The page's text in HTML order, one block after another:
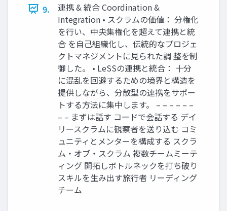
9.
連携 & 統合 Coordination &
Integration • スクラムの価値： 分権化
を行い、中央集権化を超えて連携と統
合 を自己組織化し、伝統的なプロジェ
クトマネジメントに見られた調 整を制
御した。 • LeSSの連携と統合： 十分
に混乱を回避するための境界と構造を
提供しながら、分散型の連携をサポー
トする方法に集中します。 – – – – – –
– – まずは話す コードで会話する デイ
リースクラムに観察者を送り込む コミ
ュニティとメンターを構成する スクラ
ム・オブ・スクラム 複数チームミーテ
ィング 開拓しボトルネックを打ち破り
スキルを生み出す旅行者 リーディング
チーム